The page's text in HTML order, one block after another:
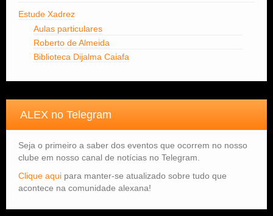
Estude Xadrez
Aulas particulares
Roberto de Almeida
Biblioteca Dijalma Caiafa
ALEX no Telegram
Seja o primeiro a saber dos eventos que ocorrem no nosso
clube em nosso canal de notícias no Telegram.
Clique aqui para manter-se atualizado sobre tudo que
acontece na comunidade alexana!